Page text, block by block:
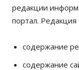
редакции
портал. Редакция
содержание
содержание